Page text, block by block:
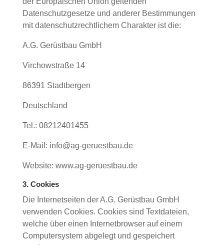
Datenschutzgesetze und anderer Bestimmungen
mit datenschutzrechtlichem Charakter ist die:
A.G. Gerüstbau GmbH
Virchowstraße 14
86391 Stadtbergen
Deutschland
Tel.: 08212401455
E-Mail: info@ag-geruestbau.de
Website: www.ag-geruestbau.de
3. Cookies
Die Internetseiten der A.G. Gerüstbau GmbH
verwenden Cookies. Cookies sind Textdateien,
welche über einen Internetbrowser auf einem
Computersystem abgelegt und gespeichert